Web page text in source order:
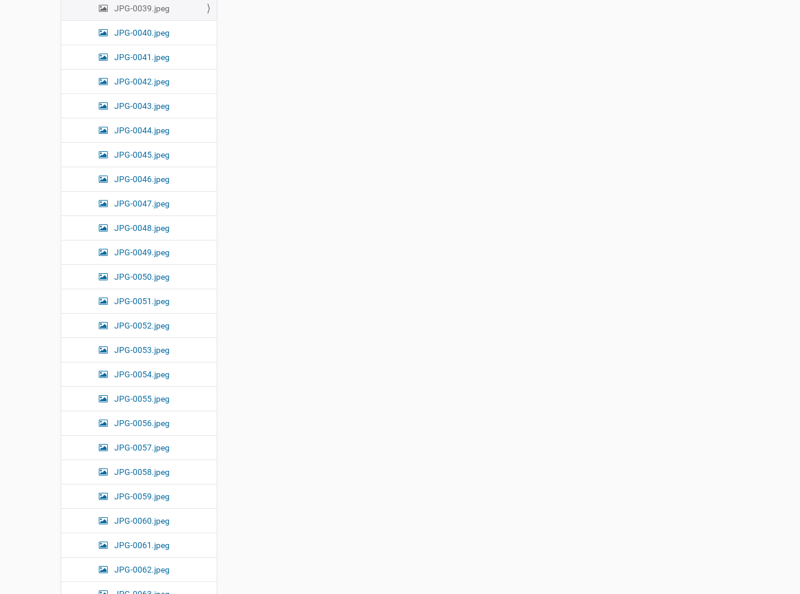
JPG-0039.jpeg
JPG-0040.jpeg
JPG-0041.jpeg
JPG-0042.jpeg
JPG-0043.jpeg
JPG-0044.jpeg
JPG-0045.jpeg
JPG-0046.jpeg
JPG-0047.jpeg
JPG-0048.jpeg
JPG-0049.jpeg
JPG-0050.jpeg
JPG-0051.jpeg
JPG-0052.jpeg
JPG-0053.jpeg
JPG-0054.jpeg
JPG-0055.jpeg
JPG-0056.jpeg
JPG-0057.jpeg
JPG-0058.jpeg
JPG-0059.jpeg
JPG-0060.jpeg
JPG-0061.jpeg
JPG-0062.jpeg